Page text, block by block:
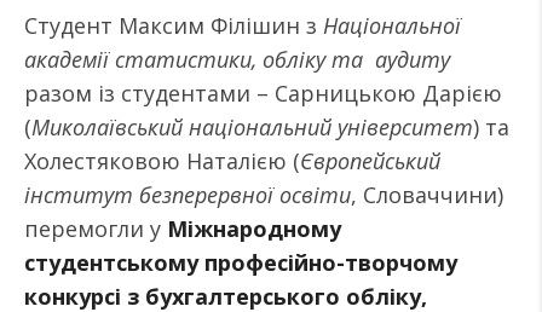
Студент Максим Філішин з Національної
академії статистики, обліку та аудиту
разом із студентами – Сарницькою Дарією
(Миколаївський національний університет) та
Холестяковою Наталією (Європейський
інститут безперервної освіти, Словаччини)
перемогли у Міжнародному
студентському професійно-творчому
конкурсі з бухгалтерського обліку,